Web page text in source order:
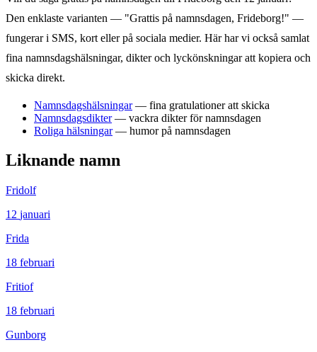
Den enklaste varianten — "Grattis på namnsdagen, Frideborg!" —
fungerar i SMS, kort eller på sociala medier. Här har vi också samlat
fina namnsdagshälsningar, dikter och lyckönskningar att kopiera och
skicka direkt.
Namnsdagshälsningar — fina gratulationer att skicka
Namnsdagsdikter— vackra dikter för namnsdagen
Roliga hälsningar— humor på namnsdagen
Liknande namn
Fridolf
12 januari
Frida
18 februari
Fritiof
18 februari
Gunborg